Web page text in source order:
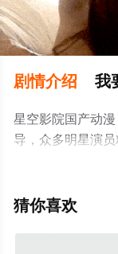
剧情介绍 我
星空影院国产动
导，众多明星演
完整版动漫全集
猜你喜欢